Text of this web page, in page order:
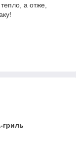
а отже,
гриль